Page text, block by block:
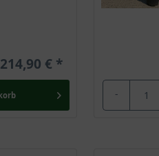
unter den Namen Storax
für Bernstein).
214,90 €
-